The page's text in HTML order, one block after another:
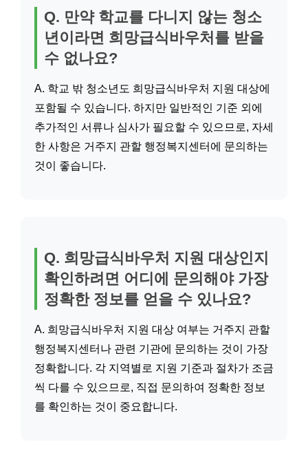
Q. 만약 학교를 다니지 않는 청소
년이라면 희망급식바우처를 받을
수 없나요?
A. 학교 밖 청소년도 희망급식바우처 지원 대상에
포함될 수 있습니다. 하지만 일반적인 기준 외에
추가적인 서류나 심사가 필요할 수 있으므로, 자세
한 사항은 거주지 관할 행정복지센터에 문의하는
것이 좋습니다.
Q. 희망급식바우처 지원 대상인지
확인하려면 어디에 문의해야 가장
정확한 정보를 얻을 수 있나요?
A. 희망급식바우처 지원 대상 여부는 거주지 관할
행정복지센터나 관련 기관에 문의하는 것이 가장
정확합니다. 각 지역별로 지원 기준과 절차가 조금
씩 다를 수 있으므로, 직접 문의하여 정확한 정보
를 확인하는 것이 중요합니다.